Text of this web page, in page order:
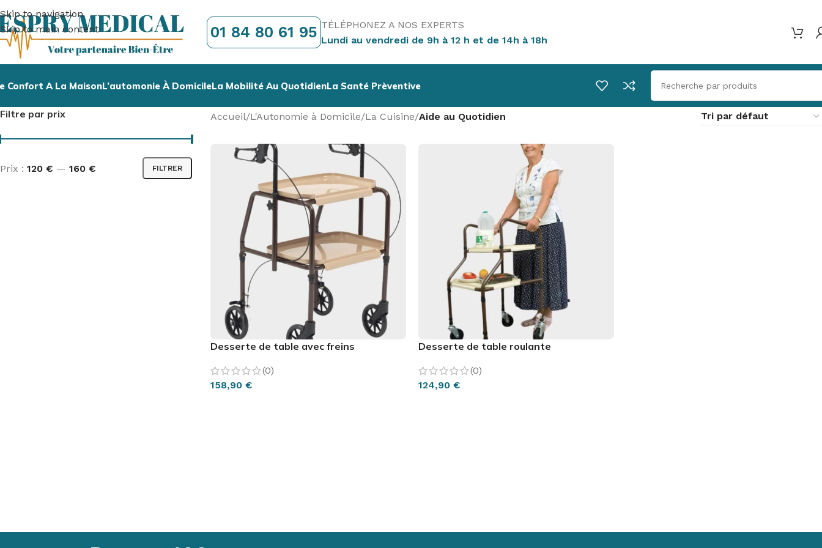
Skip to navigation
Skip to main content
01 84 80 61 95 TÉLÉPHONEZ A NOS EXPERTS
Lundi au vendredi de 9h à 12 h et de 14h à 18h
Confort A La Maison
Fauteuil Releveur 1 moteur Lit Releveur
L’automonie À Domicile
Assiettes & bols Chaises & Tabourets
La Mobilité Au Quotidien
En voiture Scooter
La Santé Prèventive
Pillulier Réeducation
Filtre par prix
FILTRER
Prix : 120 € — 160 €
Accueil/L'Autonomie à Domicile/La Cuisine/Aide au Quotidien
Desserte de table avec freins
(0)
158,90 €
Desserte de table roulante
(0)
124,90 €